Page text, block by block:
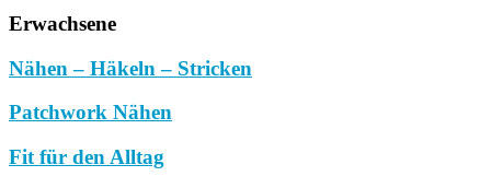
Erwachsene
Nähen – Häkeln – Stricken
Patchwork Nähen
Fit für den Alltag